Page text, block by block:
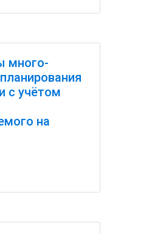
много-
с учётом
на